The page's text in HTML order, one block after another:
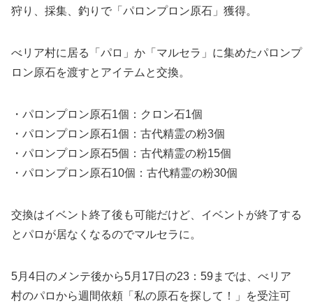
狩り、採集、釣りで「パロンプロン原石」獲得。
べリア村に居る「パロ」か「マルセラ」に集めたパロンプ
ロン原石を渡すとアイテムと交換。
・パロンプロン原石1個：クロン石1個
・パロンプロン原石1個：古代精霊の粉3個
・パロンプロン原石5個：古代精霊の粉15個
・パロンプロン原石10個：古代精霊の粉30個
交換はイベント終了後も可能だけど、イベントが終了する
とパロが居なくなるのでマルセラに。
5月4日のメンテ後から5月17日の23：59までは、べリア
村のパロから週間依頼「私の原石を探して！」を受注可